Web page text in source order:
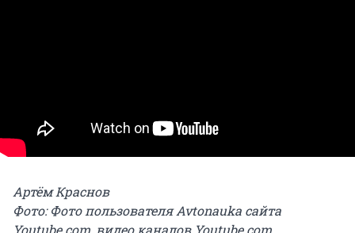
Артём Краснов
Фото: Фото пользователя Avtonauka сайта
Youtube.com, видео каналов Youtube.com